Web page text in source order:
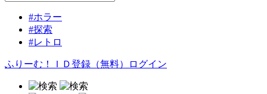
#ホラー
#探索
#レトロ
ふりーむ！ＩＤ登録（無料） ログイン